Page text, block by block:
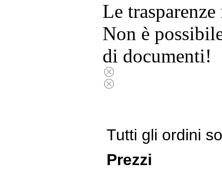
Le
Non è
di documenti!
Tutti gli ordini
Prezzi